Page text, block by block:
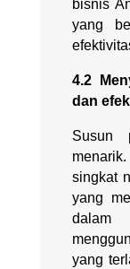
bisnis
yang
4.2
dan
Susun
singkat
yang
yang